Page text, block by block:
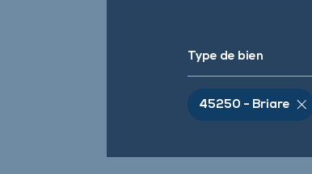
Type de bien
45250 - Briare